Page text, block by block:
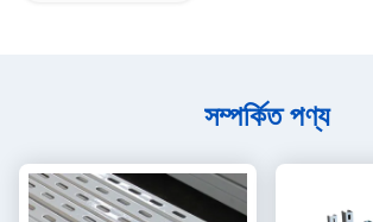
সম্পর্কিত পণ্য